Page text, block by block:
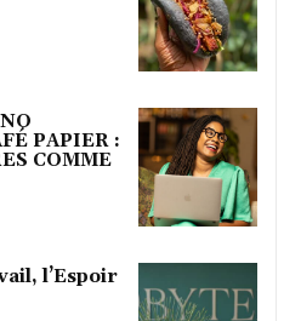
PAPIER :
COMME
l’Espoir